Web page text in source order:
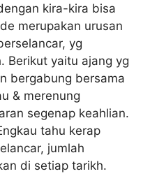
kira-kira bisa
merupakan urusan
yg
Berikut yaitu ajang yg
bergabung bersama
& merenung
segenap keahlian.
tahu kerap
jumlah
di setiap tarikh.